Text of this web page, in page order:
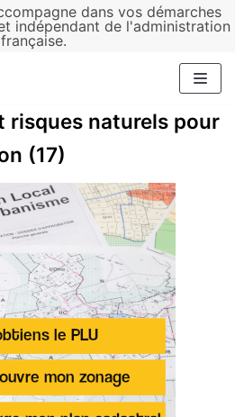
dans vos démarches
indépendant de l'administration
française.
risques naturels pour
(17)